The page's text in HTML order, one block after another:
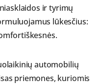
ir tyrimų
lūkesčius:
automobilių
priemones, kuriomis